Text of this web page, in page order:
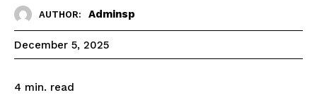
AUTHOR: Adminsp
December 5, 2025
4 min. read